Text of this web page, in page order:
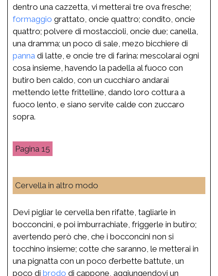
dentro una cazzetta, vi metterai tre ova fresche;
formaggio grattato, oncie quattro; condito, oncie
quattro; polvere di mostaccioli, oncie due; canella,
una dramma; un poco di sale, mezo bicchiere di
panna di latte, e oncie tre di farina: mescolarai ogni
cosa insieme, havendo la padella al fuoco con
butiro ben caldo, con un cucchiaro andarai
mettendo lette frittelline, dando loro cottura a
fuoco lento, e siano servite calde con zuccaro
sopra.
15
Cervella in altro modo
Devi pigliar le cervella ben rifatte, tagliarle in
bocconcini, e poi imburrachiate, friggerle in butiro;
avertendo però che, che i bocconcini non si
tocchino insieme; cotte che saranno, le metterai in
una pignatta con un poco d’erbette battute, un
poco di brodo di cappone, aggiungendovi un